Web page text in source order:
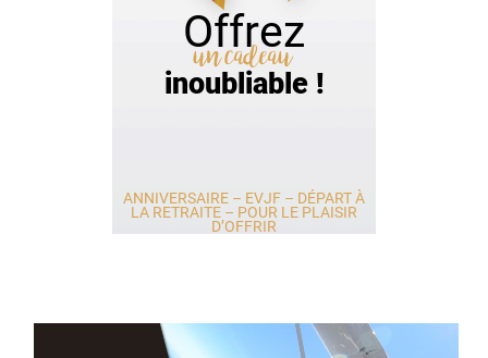
Offrez
un cadeau
inoubliable !
ANNIVERSAIRE – EVJF – DÉPART À
LA RETRAITE – POUR LE PLAISIR
D’OFFRIR